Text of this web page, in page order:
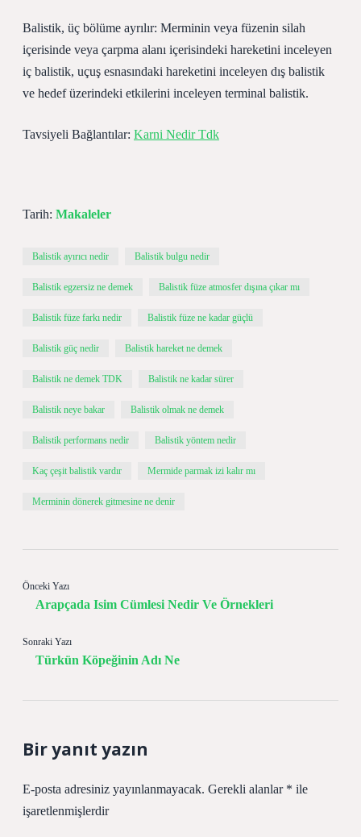
Balistik, üç bölüme ayrılır: Merminin veya füzenin silah
içerisinde veya çarpma alanı içerisindeki hareketini inceleyen
iç balistik, uçuş esnasındaki hareketini inceleyen dış balistik
ve hedef üzerindeki etkilerini inceleyen terminal balistik.
Tavsiyeli Bağlantılar: Karni Nedir Tdk
Tarih: Makaleler
Balistik ayırıcı nedir Balistik bulgu nedir
Balistik egzersiz ne demek Balistik füze atmosfer dışına çıkar mı
Balistik füze farkı nedir Balistik füze ne kadar güçlü
Balistik güç nedir Balistik hareket ne demek
Balistik ne demek TDK Balistik ne kadar sürer
Balistik neye bakar Balistik olmak ne demek
Balistik performans nedir Balistik yöntem nedir
Kaç çeşit balistik vardır Mermide parmak izi kalır mı
Merminin dönerek gitmesine ne denir
Önceki Yazı
Arapçada Isim Cümlesi Nedir Ve Örnekleri
Sonraki Yazı
Türkün Köpeğinin Adı Ne
Bir yanıt yazın
E-posta adresiniz yayınlanmayacak. Gerekli alanlar * ile
işaretlenmişlerdir